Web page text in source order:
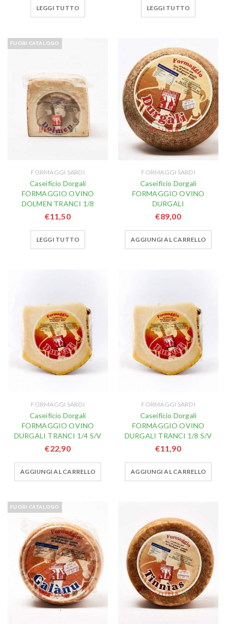
LEGGI TUTTO LEGGI TUTTO
FUORI CATALOGO
FORMAGGI SARDI
Caseificio Dorgali
FORMAGGIO OVINO
DOLMEN TRANCI 1/8
€11,50
LEGGI TUTTO
FORMAGGI SARDI
Caseificio Dorgali
FORMAGGIO OVINO
DURGALI
€89,00
AGGIUNGI AL CARRELLO
FORMAGGI SARDI
Caseificio Dorgali
FORMAGGIO OVINO
DURGALI TRANCI 1/4 S/V
€22,90
AGGIUNGI AL CARRELLO
FORMAGGI SARDI
Caseificio Dorgali
FORMAGGIO OVINO
DURGALI TRANCI 1/8 S/V
€11,90
AGGIUNGI AL CARRELLO
FUORI CATALOGO